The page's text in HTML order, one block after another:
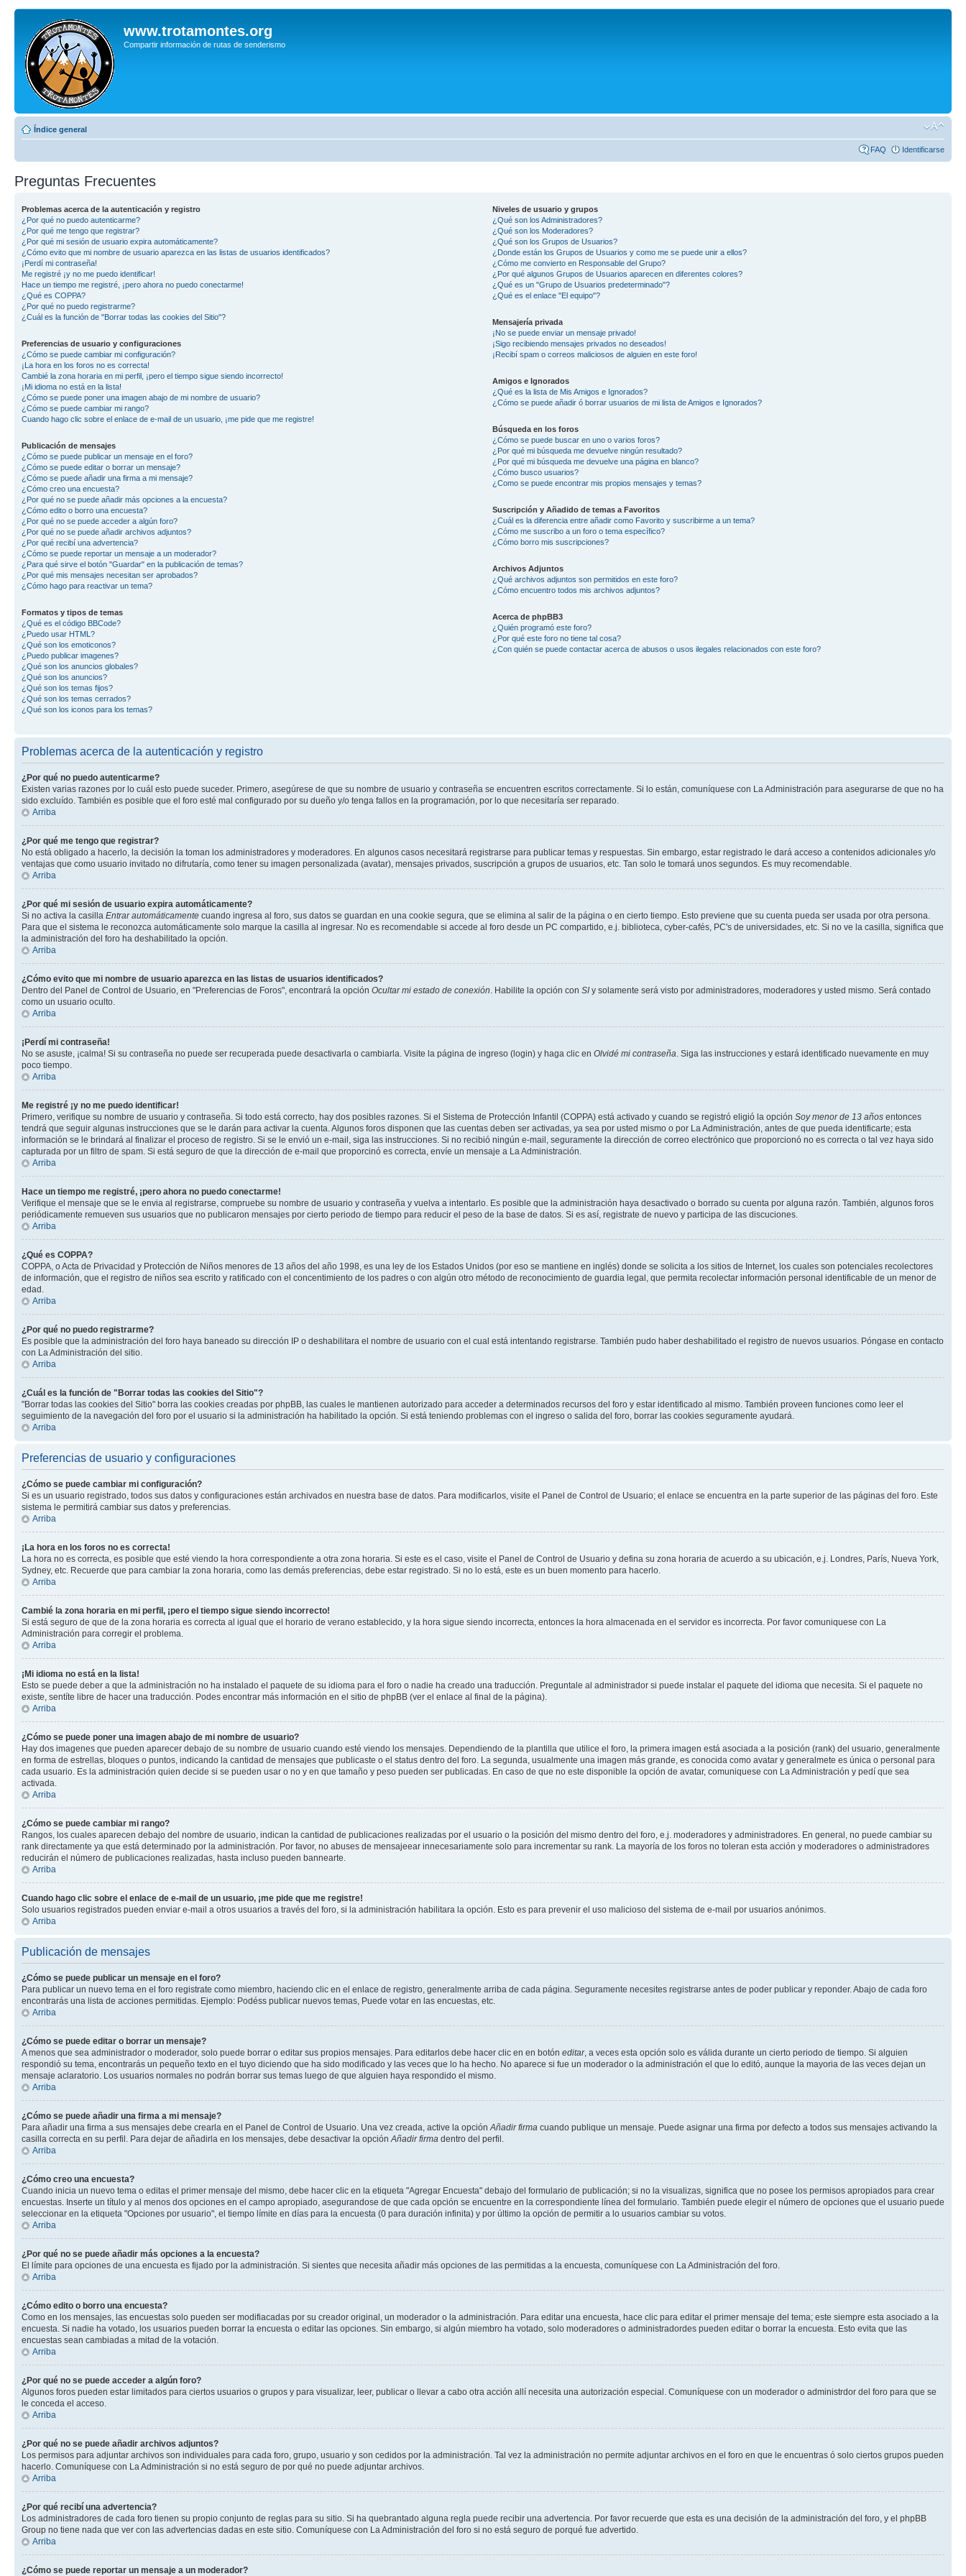
www.trotamontes.org
Compartir información de rutas de senderismo
Índice general
FAQ Identificarse
Preguntas Frecuentes
Problemas acerca de la autenticación y registro
¿Por qué no puedo autenticarme?
¿Por qué me tengo que registrar?
¿Por qué mi sesión de usuario expira automáticamente?
¿Cómo evito que mi nombre de usuario aparezca en las listas de usuarios identificados?
¡Perdí mi contraseña!
Me registré ¡y no me puedo identificar!
Hace un tiempo me registré, ¡pero ahora no puedo conectarme!
¿Qué es COPPA?
¿Por qué no puedo registrarme?
¿Cuál es la función de "Borrar todas las cookies del Sitio"?
Preferencias de usuario y configuraciones
¿Cómo se puede cambiar mi configuración?
¡La hora en los foros no es correcta!
Cambié la zona horaria en mi perfil, ¡pero el tiempo sigue siendo incorrecto!
¡Mi idioma no está en la lista!
¿Cómo se puede poner una imagen abajo de mi nombre de usuario?
¿Cómo se puede cambiar mi rango?
Cuando hago clic sobre el enlace de e-mail de un usuario, ¡me pide que me registre!
Publicación de mensajes
¿Cómo se puede publicar un mensaje en el foro?
¿Cómo se puede editar o borrar un mensaje?
¿Cómo se puede añadir una firma a mi mensaje?
¿Cómo creo una encuesta?
¿Por qué no se puede añadir más opciones a la encuesta?
¿Cómo edito o borro una encuesta?
¿Por qué no se puede acceder a algún foro?
¿Por qué no se puede añadir archivos adjuntos?
¿Por qué recibí una advertencia?
¿Cómo se puede reportar un mensaje a un moderador?
¿Para qué sirve el botón "Guardar" en la publicación de temas?
¿Por qué mis mensajes necesitan ser aprobados?
¿Cómo hago para reactivar un tema?
Formatos y tipos de temas
¿Qué es el código BBCode?
¿Puedo usar HTML?
¿Qué son los emoticonos?
¿Puedo publicar imagenes?
¿Qué son los anuncios globales?
¿Qué son los anuncios?
¿Qué son los temas fijos?
¿Qué son los temas cerrados?
¿Qué son los iconos para los temas?
Niveles de usuario y grupos
¿Qué son los Administradores?
¿Qué son los Moderadores?
¿Qué son los Grupos de Usuarios?
¿Donde están los Grupos de Usuarios y como me se puede unir a ellos?
¿Cómo me convierto en Responsable del Grupo?
¿Por qué algunos Grupos de Usuarios aparecen en diferentes colores?
¿Qué es un "Grupo de Usuarios predeterminado"?
¿Qué es el enlace "El equipo"?
Mensajería privada
¡No se puede enviar un mensaje privado!
¡Sigo recibiendo mensajes privados no deseados!
¡Recibí spam o correos maliciosos de alguien en este foro!
Amigos e Ignorados
¿Qué es la lista de Mis Amigos e Ignorados?
¿Cómo se puede añadir ó borrar usuarios de mi lista de Amigos e Ignorados?
Búsqueda en los foros
¿Cómo se puede buscar en uno o varios foros?
¿Por qué mi búsqueda me devuelve ningún resultado?
¿Por qué mi búsqueda me devuelve una página en blanco?
¿Cómo busco usuarios?
¿Como se puede encontrar mis propios mensajes y temas?
Suscripción y Añadido de temas a Favoritos
¿Cuál es la diferencia entre añadir como Favorito y suscribirme a un tema?
¿Cómo me suscribo a un foro o tema específico?
¿Cómo borro mis suscripciones?
Archivos Adjuntos
¿Qué archivos adjuntos son permitidos en este foro?
¿Cómo encuentro todos mis archivos adjuntos?
Acerca de phpBB3
¿Quién programó este foro?
¿Por qué este foro no tiene tal cosa?
¿Con quién se puede contactar acerca de abusos o usos ilegales relacionados con este foro?
Problemas acerca de la autenticación y registro
¿Por qué no puedo autenticarme?
Existen varias razones por lo cuál esto puede suceder. Primero, asegúrese de que su nombre de usuario y contraseña se encuentren escritos correctamente. Si lo están, comuníquese con La Administración para asegurarse de que no ha
sido excluído. También es posible que el foro esté mal configurado por su dueño y/o tenga fallos en la programación, por lo que necesitaría ser reparado.
Arriba
¿Por qué me tengo que registrar?
No está obligado a hacerlo, la decisión la toman los administradores y moderadores. En algunos casos necesitará registrarse para publicar temas y respuestas. Sin embargo, estar registrado le dará acceso a contenidos adicionales y/o
ventajas que como usuario invitado no difrutaría, como tener su imagen personalizada (avatar), mensajes privados, suscripción a grupos de usuarios, etc. Tan solo le tomará unos segundos. Es muy recomendable.
Arriba
¿Por qué mi sesión de usuario expira automáticamente?
Si no activa la casilla Entrar automáticamente cuando ingresa al foro, sus datos se guardan en una cookie segura, que se elimina al salir de la página o en cierto tiempo. Esto previene que su cuenta pueda ser usada por otra persona.
Para que el sistema le reconozca automáticamente solo marque la casilla al ingresar. No es recomendable si accede al foro desde un PC compartido, e.j. biblioteca, cyber-cafés, PC's de universidades, etc. Si no ve la casilla, significa que
la administración del foro ha deshabilitado la opción.
Arriba
¿Cómo evito que mi nombre de usuario aparezca en las listas de usuarios identificados?
Dentro del Panel de Control de Usuario, en "Preferencias de Foros", encontrará la opción Ocultar mi estado de conexión. Habilite la opción con SI y solamente será visto por administradores, moderadores y usted mismo. Será contado
como un usuario oculto.
Arriba
¡Perdí mi contraseña!
No se asuste, ¡calma! Si su contraseña no puede ser recuperada puede desactivarla o cambiarla. Visite la página de ingreso (login) y haga clic en Olvidé mi contraseña. Siga las instrucciones y estará identificado nuevamente en muy
poco tiempo.
Arriba
Me registré ¡y no me puedo identificar!
Primero, verifique su nombre de usuario y contraseña. Si todo está correcto, hay dos posibles razones. Si el Sistema de Protección Infantil (COPPA) está activado y cuando se registró eligió la opción Soy menor de 13 años entonces
tendrá que seguir algunas instrucciones que se le darán para activar la cuenta. Algunos foros disponen que las cuentas deben ser activadas, ya sea por usted mismo o por La Administración, antes de que pueda identificarte; esta
información se le brindará al finalizar el proceso de registro. Si se le envió un e-mail, siga las instrucciones. Si no recibió ningún e-mail, seguramente la dirección de correo electrónico que proporcionó no es correcta o tal vez haya sido
capturada por un filtro de spam. Si está seguro de que la dirección de e-mail que proporcinó es correcta, envíe un mensaje a La Administración.
Arriba
Hace un tiempo me registré, ¡pero ahora no puedo conectarme!
Verifique el mensaje que se le envia al registrarse, compruebe su nombre de usuario y contraseña y vuelva a intentarlo. Es posible que la administración haya desactivado o borrado su cuenta por alguna razón. También, algunos foros
periódicamente remueven sus usuarios que no publicaron mensajes por cierto periodo de tiempo para reducir el peso de la base de datos. Si es así, registrate de nuevo y participa de las discuciones.
Arriba
¿Qué es COPPA?
COPPA, o Acta de Privacidad y Protección de Niños menores de 13 años del año 1998, es una ley de los Estados Unidos (por eso se mantiene en inglés) donde se solicita a los sitios de Internet, los cuales son potenciales recolectores
de información, que el registro de niños sea escrito y ratificado con el concentimiento de los padres o con algún otro método de reconocimiento de guardia legal, que permita recolectar información personal identificable de un menor de
edad.
Arriba
¿Por qué no puedo registrarme?
Es posible que la administración del foro haya baneado su dirección IP o deshabilitara el nombre de usuario con el cual está intentando registrarse. También pudo haber deshabilitado el registro de nuevos usuarios. Póngase en contacto
con La Administración del sitio.
Arriba
¿Cuál es la función de "Borrar todas las cookies del Sitio"?
"Borrar todas las cookies del Sitio" borra las cookies creadas por phpBB, las cuales le mantienen autorizado para acceder a determinados recursos del foro y estar identificado al mismo. También proveen funciones como leer el
seguimiento de la navegación del foro por el usuario si la administración ha habilitado la opción. Si está teniendo problemas con el ingreso o salida del foro, borrar las cookies seguramente ayudará.
Arriba
Preferencias de usuario y configuraciones
¿Cómo se puede cambiar mi configuración?
Si es un usuario registrado, todos sus datos y configuraciones están archivados en nuestra base de datos. Para modificarlos, visite el Panel de Control de Usuario; el enlace se encuentra en la parte superior de las páginas del foro. Este
sistema le permitirá cambiar sus datos y preferencias.
Arriba
¡La hora en los foros no es correcta!
La hora no es correcta, es posible que esté viendo la hora correspondiente a otra zona horaria. Si este es el caso, visite el Panel de Control de Usuario y defina su zona horaria de acuerdo a su ubicación, e.j. Londres, París, Nueva York,
Sydney, etc. Recuerde que para cambiar la zona horaria, como las demás preferencias, debe estar registrado. Si no lo está, este es un buen momento para hacerlo.
Arriba
Cambié la zona horaria en mi perfil, ¡pero el tiempo sigue siendo incorrecto!
Si está seguro de que de la zona horaria es correcta al igual que el horario de verano establecido, y la hora sigue siendo incorrecta, entonces la hora almacenada en el servidor es incorrecta. Por favor comuniquese con La
Administración para corregir el problema.
Arriba
¡Mi idioma no está en la lista!
Esto se puede deber a que la administración no ha instalado el paquete de su idioma para el foro o nadie ha creado una traducción. Preguntale al administrador si puede instalar el paquete del idioma que necesita. Si el paquete no
existe, sentíte libre de hacer una traducción. Podes encontrar más información en el sitio de phpBB (ver el enlace al final de la página).
Arriba
¿Cómo se puede poner una imagen abajo de mi nombre de usuario?
Hay dos imagenes que pueden aparecer debajo de su nombre de usuario cuando esté viendo los mensajes. Dependiendo de la plantilla que utilice el foro, la primera imagen está asociada a la posición (rank) del usuario, generalmente
en forma de estrellas, bloques o puntos, indicando la cantidad de mensajes que publicaste o el status dentro del foro. La segunda, usualmente una imagen más grande, es conocida como avatar y generalmete es única o personal para
cada usuario. Es la administración quien decide si se pueden usar o no y en que tamaño y peso pueden ser publicadas. En caso de que no este disponible la opción de avatar, comuniquese con La Administración y pedí que sea
activada.
Arriba
¿Cómo se puede cambiar mi rango?
Rangos, los cuales aparecen debajo del nombre de usuario, indican la cantidad de publicaciones realizadas por el usuario o la posición del mismo dentro del foro, e.j. moderadores y administradores. En general, no puede cambiar su
rank directamente ya que está determinado por la administración. Por favor, no abuses de mensajeear innecesariamente solo para incrementar su rank. La mayoría de los foros no toleran esta acción y moderadores o administradores
reducirán el número de publicaciones realizadas, hasta incluso pueden bannearte.
Arriba
Cuando hago clic sobre el enlace de e-mail de un usuario, ¡me pide que me registre!
Solo usuarios registrados pueden enviar e-mail a otros usuarios a través del foro, si la administración habilitara la opción. Esto es para prevenir el uso malicioso del sistema de e-mail por usuarios anónimos.
Arriba
Publicación de mensajes
¿Cómo se puede publicar un mensaje en el foro?
Para publicar un nuevo tema en el foro registrate como miembro, haciendo clic en el enlace de registro, generalmente arriba de cada página. Seguramente necesites registrarse antes de poder publicar y reponder. Abajo de cada foro
encontrarás una lista de acciones permitidas. Ejemplo: Podéss publicar nuevos temas, Puede votar en las encuestas, etc.
Arriba
¿Cómo se puede editar o borrar un mensaje?
A menos que sea administrador o moderador, solo puede borrar o editar sus propios mensajes. Para editarlos debe hacer clic en en botón editar, a veces esta opción solo es válida durante un cierto periodo de tiempo. Si alguien
respondió su tema, encontrarás un pequeño texto en el tuyo diciendo que ha sido modificado y las veces que lo ha hecho. No aparece si fue un moderador o la administración el que lo editó, aunque la mayoria de las veces dejan un
mensaje aclaratorio. Los usuarios normales no podrán borrar sus temas luego de que alguien haya respondido el mismo.
Arriba
¿Cómo se puede añadir una firma a mi mensaje?
Para añadir una firma a sus mensajes debe crearla en el Panel de Control de Usuario. Una vez creada, active la opciónAñadir firma cuando publique un mensaje. Puede asignar una firma por defecto a todos sus mensajes activando la
casilla correcta en su perfil. Para dejar de añadirla en los mensajes, debe desactivar la opciónAñadir firma dentro del perfil.
Arriba
¿Cómo creo una encuesta?
Cuando inicia un nuevo tema o editas el primer mensaje del mismo, debe hacer clic en la etiqueta "Agregar Encuesta" debajo del formulario de publicación; si no la visualizas, significa que no posee los permisos apropiados para crear
encuestas. Inserte un título y al menos dos opciones en el campo apropiado, asegurandose de que cada opción se encuentre en la correspondiente línea del formulario. También puede elegir el número de opciones que el usuario puede
seleccionar en la etiqueta "Opciones por usuario", el tiempo límite en días para la encuesta (0 para duración infinita) y por último la opción de permitir a lo usuarios cambiar su votos.
Arriba
¿Por qué no se puede añadir más opciones a la encuesta?
El límite para opciones de una encuesta es fijado por la administración. Si sientes que necesita añadir más opciones de las permitidas a la encuesta, comuníquese con La Administración del foro.
Arriba
¿Cómo edito o borro una encuesta?
Como en los mensajes, las encuestas solo pueden ser modifiacadas por su creador original, un moderador o la administración. Para editar una encuesta, hace clic para editar el primer mensaje del tema; este siempre esta asociado a la
encuesta. Si nadie ha votado, los usuarios pueden borrar la encuesta o editar las opciones. Sin embargo, si algún miembro ha votado, solo moderadores o administradordes pueden editar o borrar la encuesta. Esto evita que las
encuestas sean cambiadas a mitad de la votación.
Arriba
¿Por qué no se puede acceder a algún foro?
Algunos foros pueden estar limitados para ciertos usuarios o grupos y para visualizar, leer, publicar o llevar a cabo otra acción allí necesita una autorización especial. Comuníquese con un moderador o administrdor del foro para que se
le conceda el acceso.
Arriba
¿Por qué no se puede añadir archivos adjuntos?
Los permisos para adjuntar archivos son individuales para cada foro, grupo, usuario y son cedidos por la administración. Tal vez la administración no permite adjuntar archivos en el foro en que le encuentras ó solo ciertos grupos pueden
hacerlo. Comuníquese con La Administración si no está seguro de por qué no puede adjuntar archivos.
Arriba
¿Por qué recibí una advertencia?
Los administradores de cada foro tienen su propio conjunto de reglas para su sitio. Si ha quebrantado alguna regla puede recibir una advertencia. Por favor recuerde que esta es una decisión de la administración del foro, y el phpBB
Group no tiene nada que ver con las advertencias dadas en este sitio. Comuníquese con La Administración del foro si no está seguro de porqué fue advertido.
Arriba
¿Cómo se puede reportar un mensaje a un moderador?